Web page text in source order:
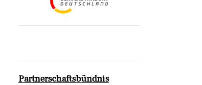
Partnerschaftsbündnis